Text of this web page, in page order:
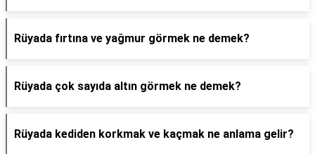
Rüyada fırtına ve yağmur görmek ne demek?
Rüyada çok sayıda altın görmek ne demek?
Rüyada kediden korkmak ve kaçmak ne anlama gelir?